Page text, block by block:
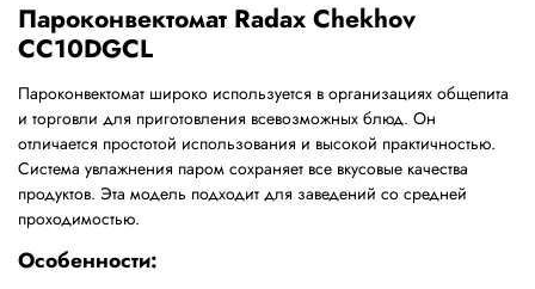
Пароконвектомат Radax Chekhov
CC10DGCL
Пароконвектомат широко используется в организациях общепита
и торговли для приготовления всевозможных блюд. Он
отличается простотой использования и высокой практичностью.
Система увлажнения паром сохраняет все вкусовые качества
продуктов. Эта модель подходит для заведений со средней
проходимостью.
Особенности: